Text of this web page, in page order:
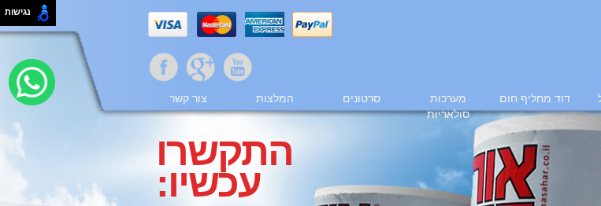
דוד מחליף חום
מערכות
סולאריות
סרטונים המלצות צור קשר
התקשרו
עכשיו:
נגישות